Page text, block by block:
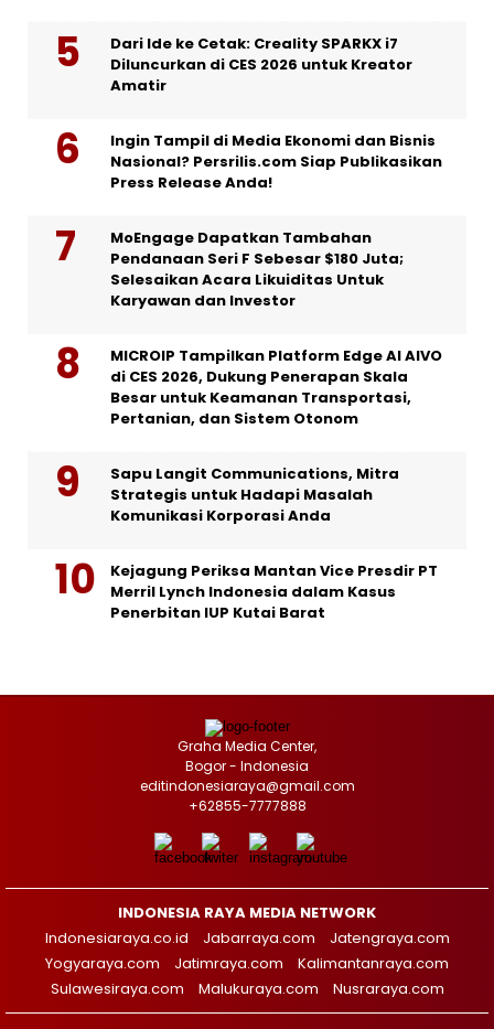
Dari Ide ke Cetak: Creality SPARKX i7
Diluncurkan di CES 2026 untuk Kreator
Amatir
Ingin Tampil di Media Ekonomi dan Bisnis
Nasional? Persrilis.com Siap Publikasikan
Press Release Anda!
MoEngage Dapatkan Tambahan
Pendanaan Seri F Sebesar $180 Juta;
Selesaikan Acara Likuiditas Untuk
Karyawan dan Investor
MICROIP Tampilkan Platform Edge AI AIVO
di CES 2026, Dukung Penerapan Skala
Besar untuk Keamanan Transportasi,
Pertanian, dan Sistem Otonom
Sapu Langit Communications, Mitra
Strategis untuk Hadapi Masalah
Komunikasi Korporasi Anda
Kejagung Periksa Mantan Vice Presdir PT
Merril Lynch Indonesia dalam Kasus
Penerbitan IUP Kutai Barat
Graha Media Center,
Bogor - Indonesia
editindonesiaraya@gmail.com
+62855-7777888
INDONESIA RAYA MEDIA NETWORK
Indonesiaraya.co.id
Jabarraya.com
Jatengraya.com
Yogyaraya.com
Jatimraya.com
Kalimantanraya.com
Sulawesiraya.com
Malukuraya.com Nusraraya.com